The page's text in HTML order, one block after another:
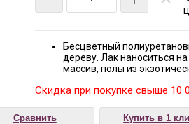
Бесцветный
дереву. Лак наноситься
массив, полы из
Скидка при покупке свыше 10
Купить в 1
Сравнить